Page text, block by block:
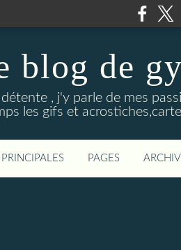
blog de
, j'y parle de mes
les gifs et
PAGES